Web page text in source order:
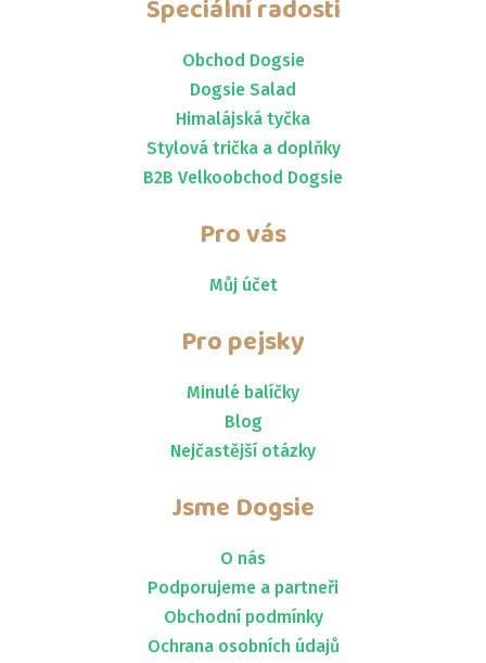
Speciální radosti
Obchod Dogsie
Dogsie Salad
Himalájská tyčka
Stylová trička a doplňky
B2B Velkoobchod Dogsie
Pro vás
Můj účet
Pro pejsky
Minulé balíčky
Blog
Nejčastější otázky
Jsme Dogsie
O nás
Podporujeme a partneři
Obchodní podmínky
Ochrana osobních údajů